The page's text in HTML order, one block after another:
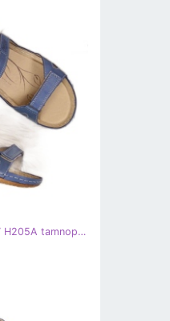
Udobne sandale Helios W H205A tamnoplave tamnoplava